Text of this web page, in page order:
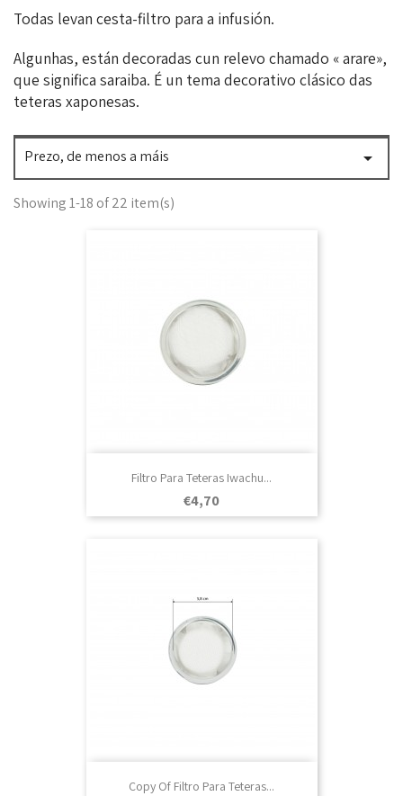
Todas levan cesta-filtro para a infusión.
Algunhas, están decoradas cun relevo chamado « arare»,
que significa saraiba. É un tema decorativo clásico das
teteras xaponesas.
Prezo, de menos a máis 
Showing 1-18 of 22 item(s)
Filtro Para Teteras Iwachu...
Prezo
€4,70
Copy Of Filtro Para Teteras...